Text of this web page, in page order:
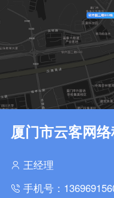
厦门市云客网
王经理
手机号：